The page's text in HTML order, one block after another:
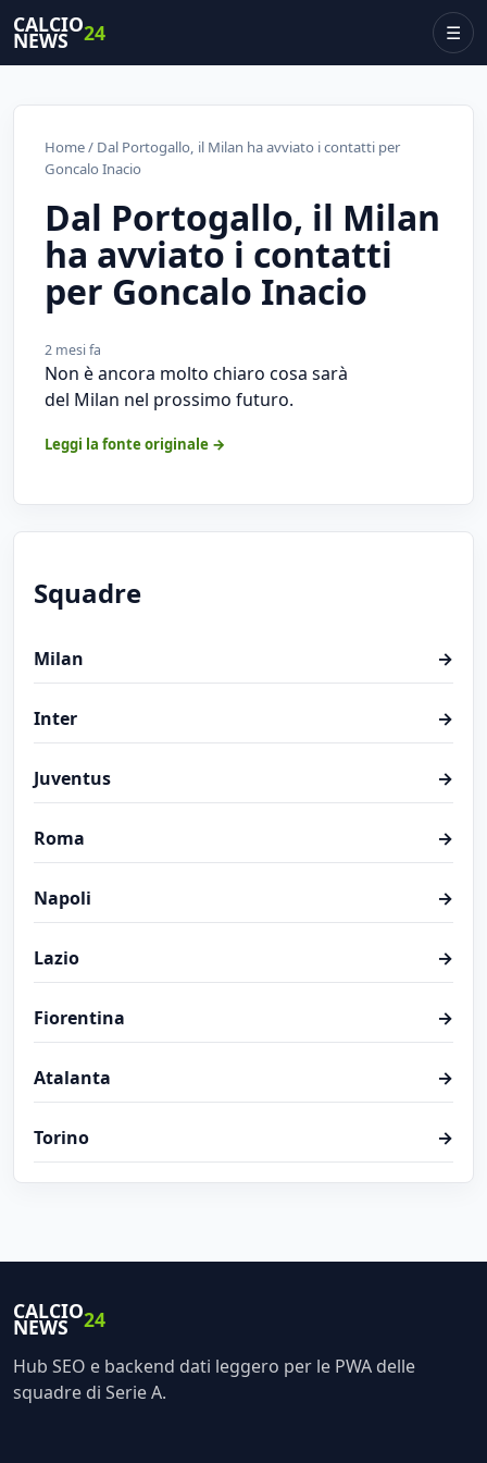
CALCIO
NEWS 24 ☰
Home/ Dal Portogallo, il Milan ha avviato i contatti per
Goncalo Inacio
Dal Portogallo, il Milan
ha avviato i contatti
per Goncalo Inacio
2 mesi fa
Non è ancora molto chiaro cosa sarà
del Milan nel prossimo futuro.
Leggi la fonte originale →
Squadre
Milan →
Inter →
Juventus →
Roma →
Napoli →
Lazio →
Fiorentina →
Atalanta →
Torino →
CALCIO
NEWS 24
Hub SEO e backend dati leggero per le PWA delle
squadre di Serie A.